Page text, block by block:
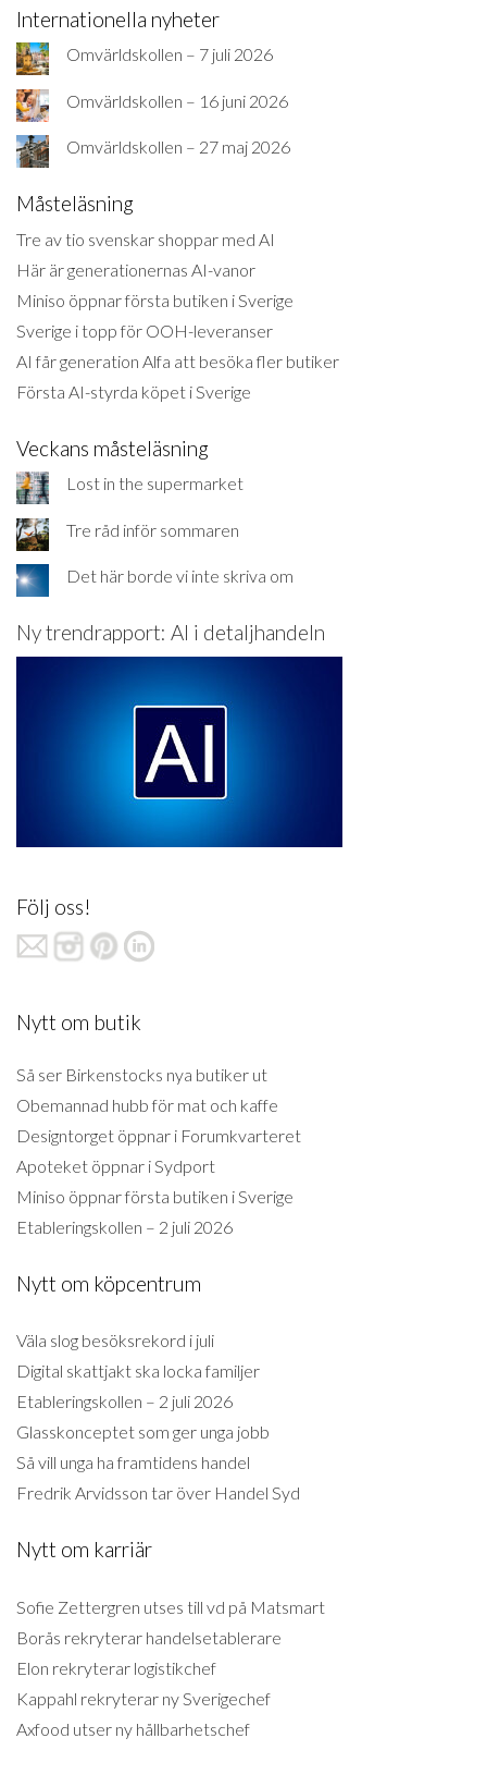
Internationella nyheter
Omvärldskollen – 7 juli 2026
Omvärldskollen – 16 juni 2026
Omvärldskollen – 27 maj 2026
Måsteläsning
Tre av tio svenskar shoppar med AI
Här är generationernas AI-vanor
Miniso öppnar första butiken i Sverige
Sverige i topp för OOH-leveranser
AI får generation Alfa att besöka fler butiker
Första AI-styrda köpet i Sverige
Veckans måsteläsning
Lost in the supermarket
Tre råd inför sommaren
Det här borde vi inte skriva om
Ny trendrapport: AI i detaljhandeln
Följ oss!
Nytt om butik
Så ser Birkenstocks nya butiker ut
Obemannad hubb för mat och kaffe
Designtorget öppnar i Forumkvarteret
Apoteket öppnar i Sydport
Miniso öppnar första butiken i Sverige
Etableringskollen – 2 juli 2026
Nytt om köpcentrum
Väla slog besöksrekord i juli
Digital skattjakt ska locka familjer
Etableringskollen – 2 juli 2026
Glasskonceptet som ger unga jobb
Så vill unga ha framtidens handel
Fredrik Arvidsson tar över Handel Syd
Nytt om karriär
Sofie Zettergren utses till vd på Matsmart
Borås rekryterar handelsetablerare
Elon rekryterar logistikchef
Kappahl rekryterar ny Sverigechef
Axfood utser ny hållbarhetschef